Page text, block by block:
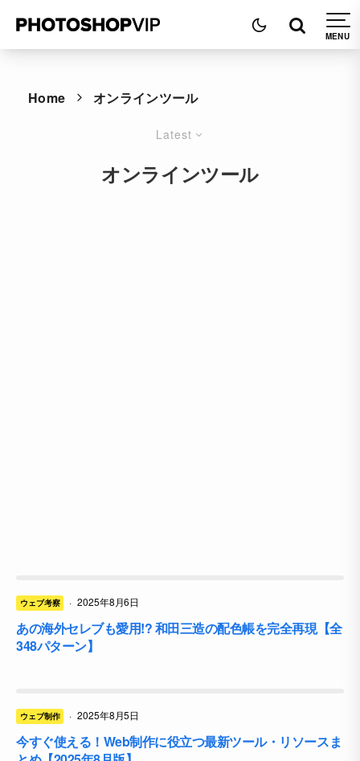
Home オンラインツール
Latest
オンラインツール
ウェブ考察 · 2025年8月6日
あの海外セレブも愛用!? 和田三造の配色帳を完全再現【全
348パターン】
ウェブ制作 · 2025年8月5日
今すぐ使える！Web制作に役立つ最新ツール・リソースま